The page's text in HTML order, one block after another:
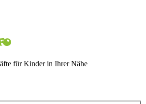
für Kinder in Ihrer Nähe